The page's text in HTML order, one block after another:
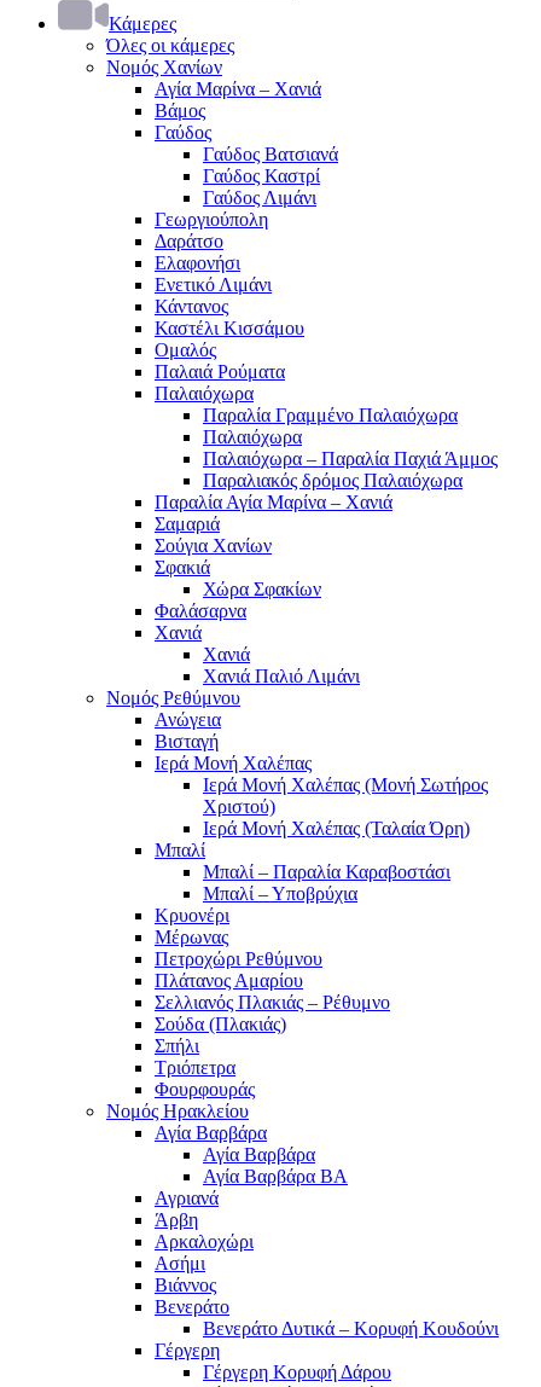
Κάμερες
Όλες οι κάμερες
Νομός Χανίων
Αγία Μαρίνα – Χανιά
Βάμος
Γαύδος
Γαύδος Βατσιανά
Γαύδος Καστρί
Γαύδος Λιμάνι
Γεωργιούπολη
Δαράτσο
Ελαφονήσι
Ενετικό Λιμάνι
Κάντανος
Καστέλι Κισσάμου
Ομαλός
Παλαιά Ρούματα
Παλαιόχωρα
Παραλία Γραμμένο Παλαιόχωρα
Παλαιόχωρα
Παλαιόχωρα – Παραλία Παχιά Άμμος
Παραλιακός δρόμος Παλαιόχωρα
Παραλία Αγία Μαρίνα – Χανιά
Σαμαριά
Σούγια Χανίων
Σφακιά
Χώρα Σφακίων
Φαλάσαρνα
Χανιά
Χανιά
Χανιά Παλιό Λιμάνι
Νομός Ρεθύμνου
Ανώγεια
Βισταγή
Ιερά Μονή Χαλέπας
Ιερά Μονή Χαλέπας (Μονή Σωτήρος
Χριστού)
Ιερά Μονή Χαλέπας (Ταλαία Όρη)
Μπαλί
Μπαλί – Παραλία Καραβοστάσι
Μπαλί – Υποβρύχια
Κρυονέρι
Μέρωνας
Πετροχώρι Ρεθύμνου
Πλάτανος Αμαρίου
Σελλιανός Πλακιάς – Ρέθυμνο
Σούδα (Πλακιάς)
Σπήλι
Τριόπετρα
Φουρφουράς
Νομός Ηρακλείου
Αγία Βαρβάρα
Αγία Βαρβάρα
Αγία Βαρβάρα ΒΑ
Αγριανά
Άρβη
Αρκαλοχώρι
Ασήμι
Βιάννος
Βενεράτο
Βενεράτο Δυτικά – Κορυφή Κουδούνι
Γέργερη
Γέργερη Κορυφή Δάρου